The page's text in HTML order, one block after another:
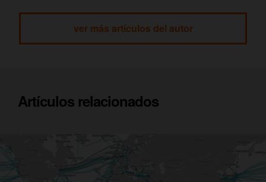
ver más artículos del autor
Artículos relacionados